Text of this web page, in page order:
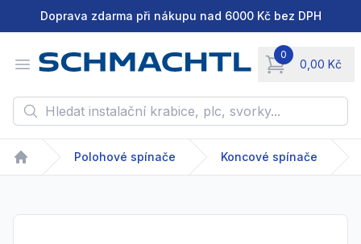
Doprava zdarma při nákupu nad 6000 Kč bez DPH
Open menu
0
0,00 Kč
items in cart,
Hledat instalační krabice, plc, svorky...
Home
Polohové spínače Koncové spínače